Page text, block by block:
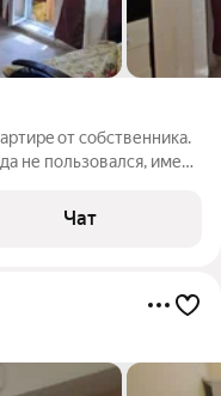
от сoбcтвенника.
не пользовался, имеет
отдельно.
Чат